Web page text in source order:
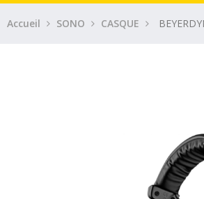
Accueil SONO CASQUE